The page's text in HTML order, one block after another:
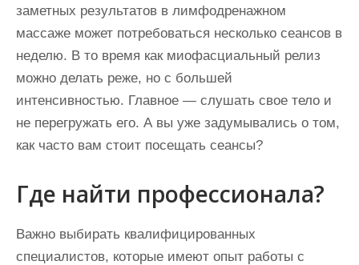
заметных результатов в лимфодренажном
массаже может потребоваться несколько сеансов в
неделю. В то время как миофасциальный релиз
можно делать реже, но с большей
интенсивностью. Главное — слушать свое тело и
не перегружать его. А вы уже задумывались о том,
как часто вам стоит посещать сеансы?
Где найти профессионала?
Важно выбирать квалифицированных
специалистов, которые имеют опыт работы с